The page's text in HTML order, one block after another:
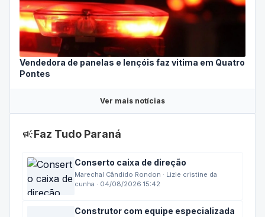
Vendedora de panelas e lençóis faz vitima em Quatro
Pontes
Ver mais notícias
campaignFaz Tudo Paraná
Conserto caixa de direção
Marechal Cândido Rondon · Lizie cristine da
cunha · 04/08/2026 15:42
Construtor com equipe especializada